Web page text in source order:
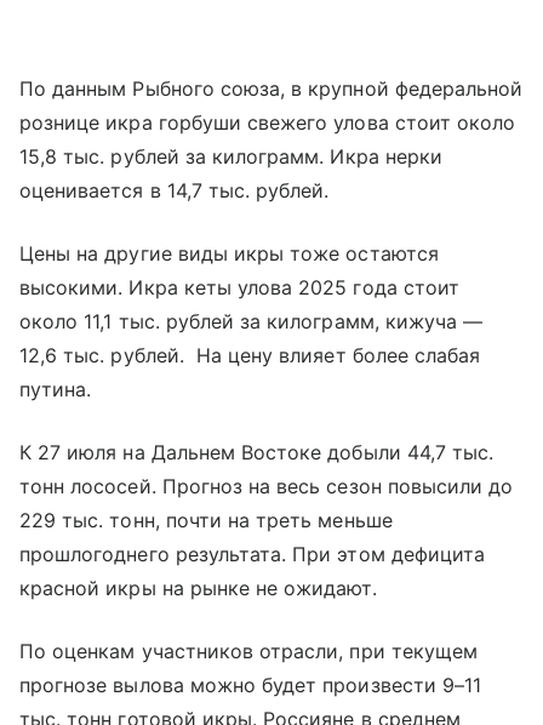
По данным Рыбного союза, в крупной федеральной
рознице икра горбуши свежего улова стоит около
15,8 тыс. рублей за килограмм. Икра нерки
оценивается в 14,7 тыс. рублей.
Цены на другие виды икры тоже остаются
высокими. Икра кеты улова 2025 года стоит
около 11,1 тыс. рублей за килограмм, кижуча —
12,6 тыс. рублей. На цену влияет более слабая
путина.
К 27 июля на Дальнем Востоке добыли 44,7 тыс.
тонн лососей. Прогноз на весь сезон повысили до
229 тыс. тонн, почти на треть меньше
прошлогоднего результата. При этом дефицита
красной икры на рынке не ожидают.
По оценкам участников отрасли, при текущем
прогнозе вылова можно будет произвести 9–11
тыс. тонн готовой икры. Россияне в среднем